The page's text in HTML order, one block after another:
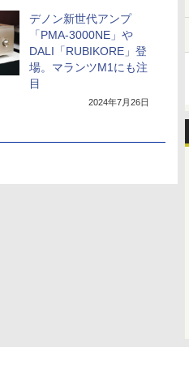
デノン新世代アンプ
「PMA-3000NE」や
DALI「RUBIKORE」登
場。マランツM1にも注
目
2024年7月26日